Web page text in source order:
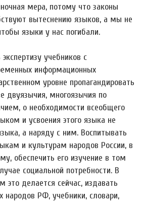
мера, потому что законы
вытеснению языков, а мы не
языки у нас погибали.
учебников с
информационных
уровне пропагандировать
двуязычия, многоязычия по
о необходимости всеобщего
и усвоения этого языка не
а наряду с ним. Воспитывать
и культурам народов России, в
обеспечить его изучение в том
социальной потребности. В
делается сейчас, издавать
народов РФ, учебники, словари,